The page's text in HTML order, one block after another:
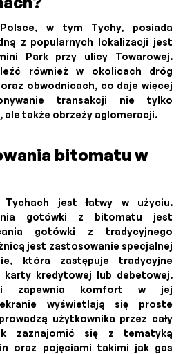
w tym Tychy, posiada
z popularnych lokalizacji jest
Park przy ulicy Towarowej.
również w okolicach dróg
obwodnicach, co daje więcej
transakcji nie tylko
także obrzeży aglomeracji.
bitomatu w
jest łatwy w użyciu.
gotówki z bitomatu jest
gotówki z tradycyjnego
jest zastosowanie specjalnej
która zastępuje tradycyjne
karty kredytowej lub debetowej.
zapewnia komfort w jej
wyświetlają się proste
użytkownika przez cały
zaznajomić się z tematyką
oraz pojęciami takimi jak gas